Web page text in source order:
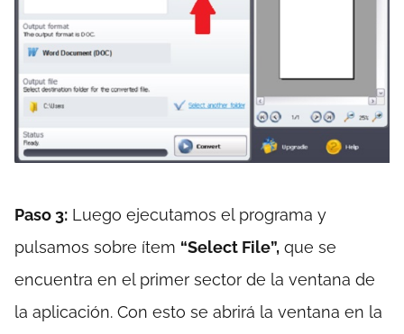
Paso 3: Luego ejecutamos el programa y
pulsamos sobre ítem “Select File”, que se
encuentra en el primer sector de la ventana de
la aplicación. Con esto se abrirá la ventana en la